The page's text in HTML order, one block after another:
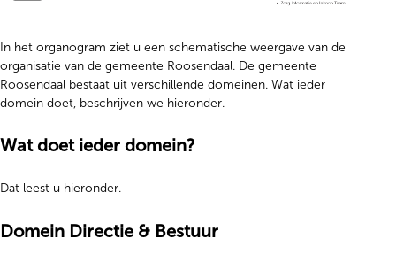
In het organogram ziet u een schematische weergave van de
organisatie van de gemeente Roosendaal. De gemeente
Roosendaal bestaat uit verschillende domeinen. Wat ieder
domein doet, beschrijven we hieronder.
Wat doet ieder domein?
Dat leest u hieronder.
Domein Directie & Bestuur